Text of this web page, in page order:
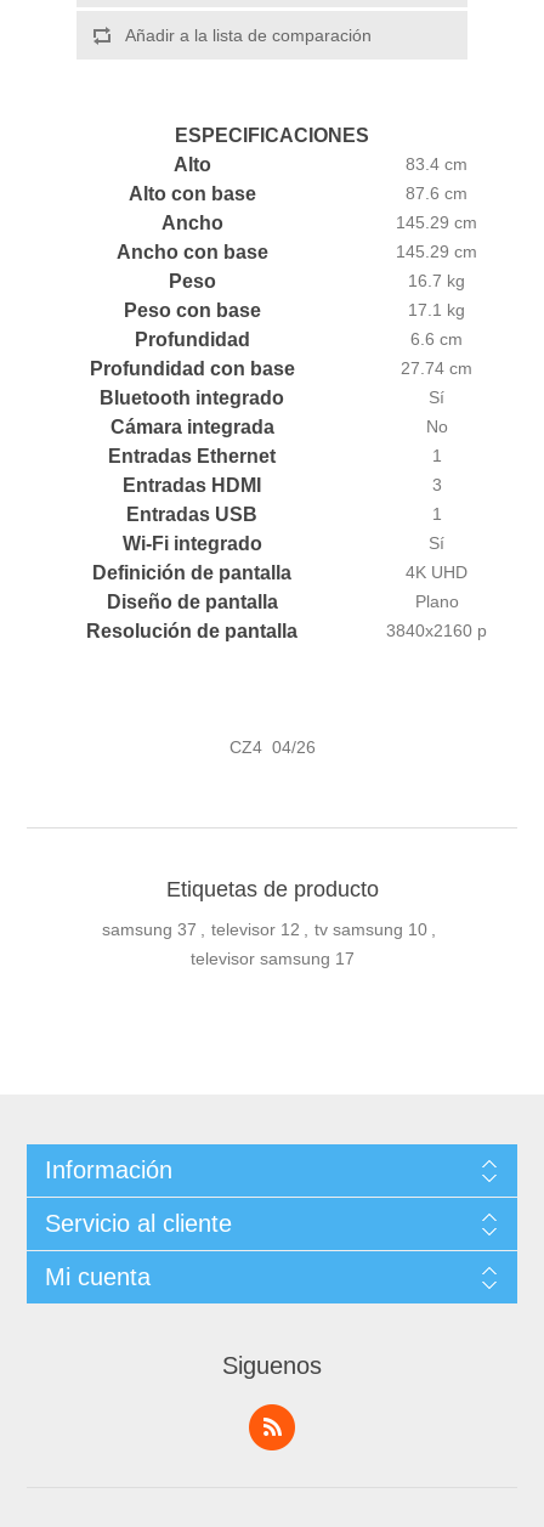
Añadir a la lista de comparación
ESPECIFICACIONES
Alto
83.4 cm
Alto con base 87.6 cm
Ancho 145.29 cm
Ancho con base 145.29 cm
Peso 16.7 kg
Peso con base 17.1 kg
Profundidad 6.6 cm
Profundidad con base 27.74 cm
Bluetooth integrado Sí
Cámara integrada No
Entradas Ethernet 1
Entradas HDMI 3
Entradas USB 1
Wi-Fi integrado Sí
Definición de pantalla 4K UHD
Diseño de pantalla Plano
Resolución de pantalla 3840x2160 p
CZ4 04/26
Etiquetas de producto
samsung 37 , televisor 12 , tv samsung 10 ,
televisor samsung 17
Información
Servicio al cliente
Mi cuenta
Siguenos